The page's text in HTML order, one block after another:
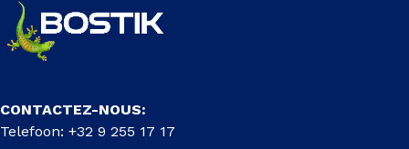
CONTACTEZ-NOUS:
Telefoon: +32 9 255 17 17